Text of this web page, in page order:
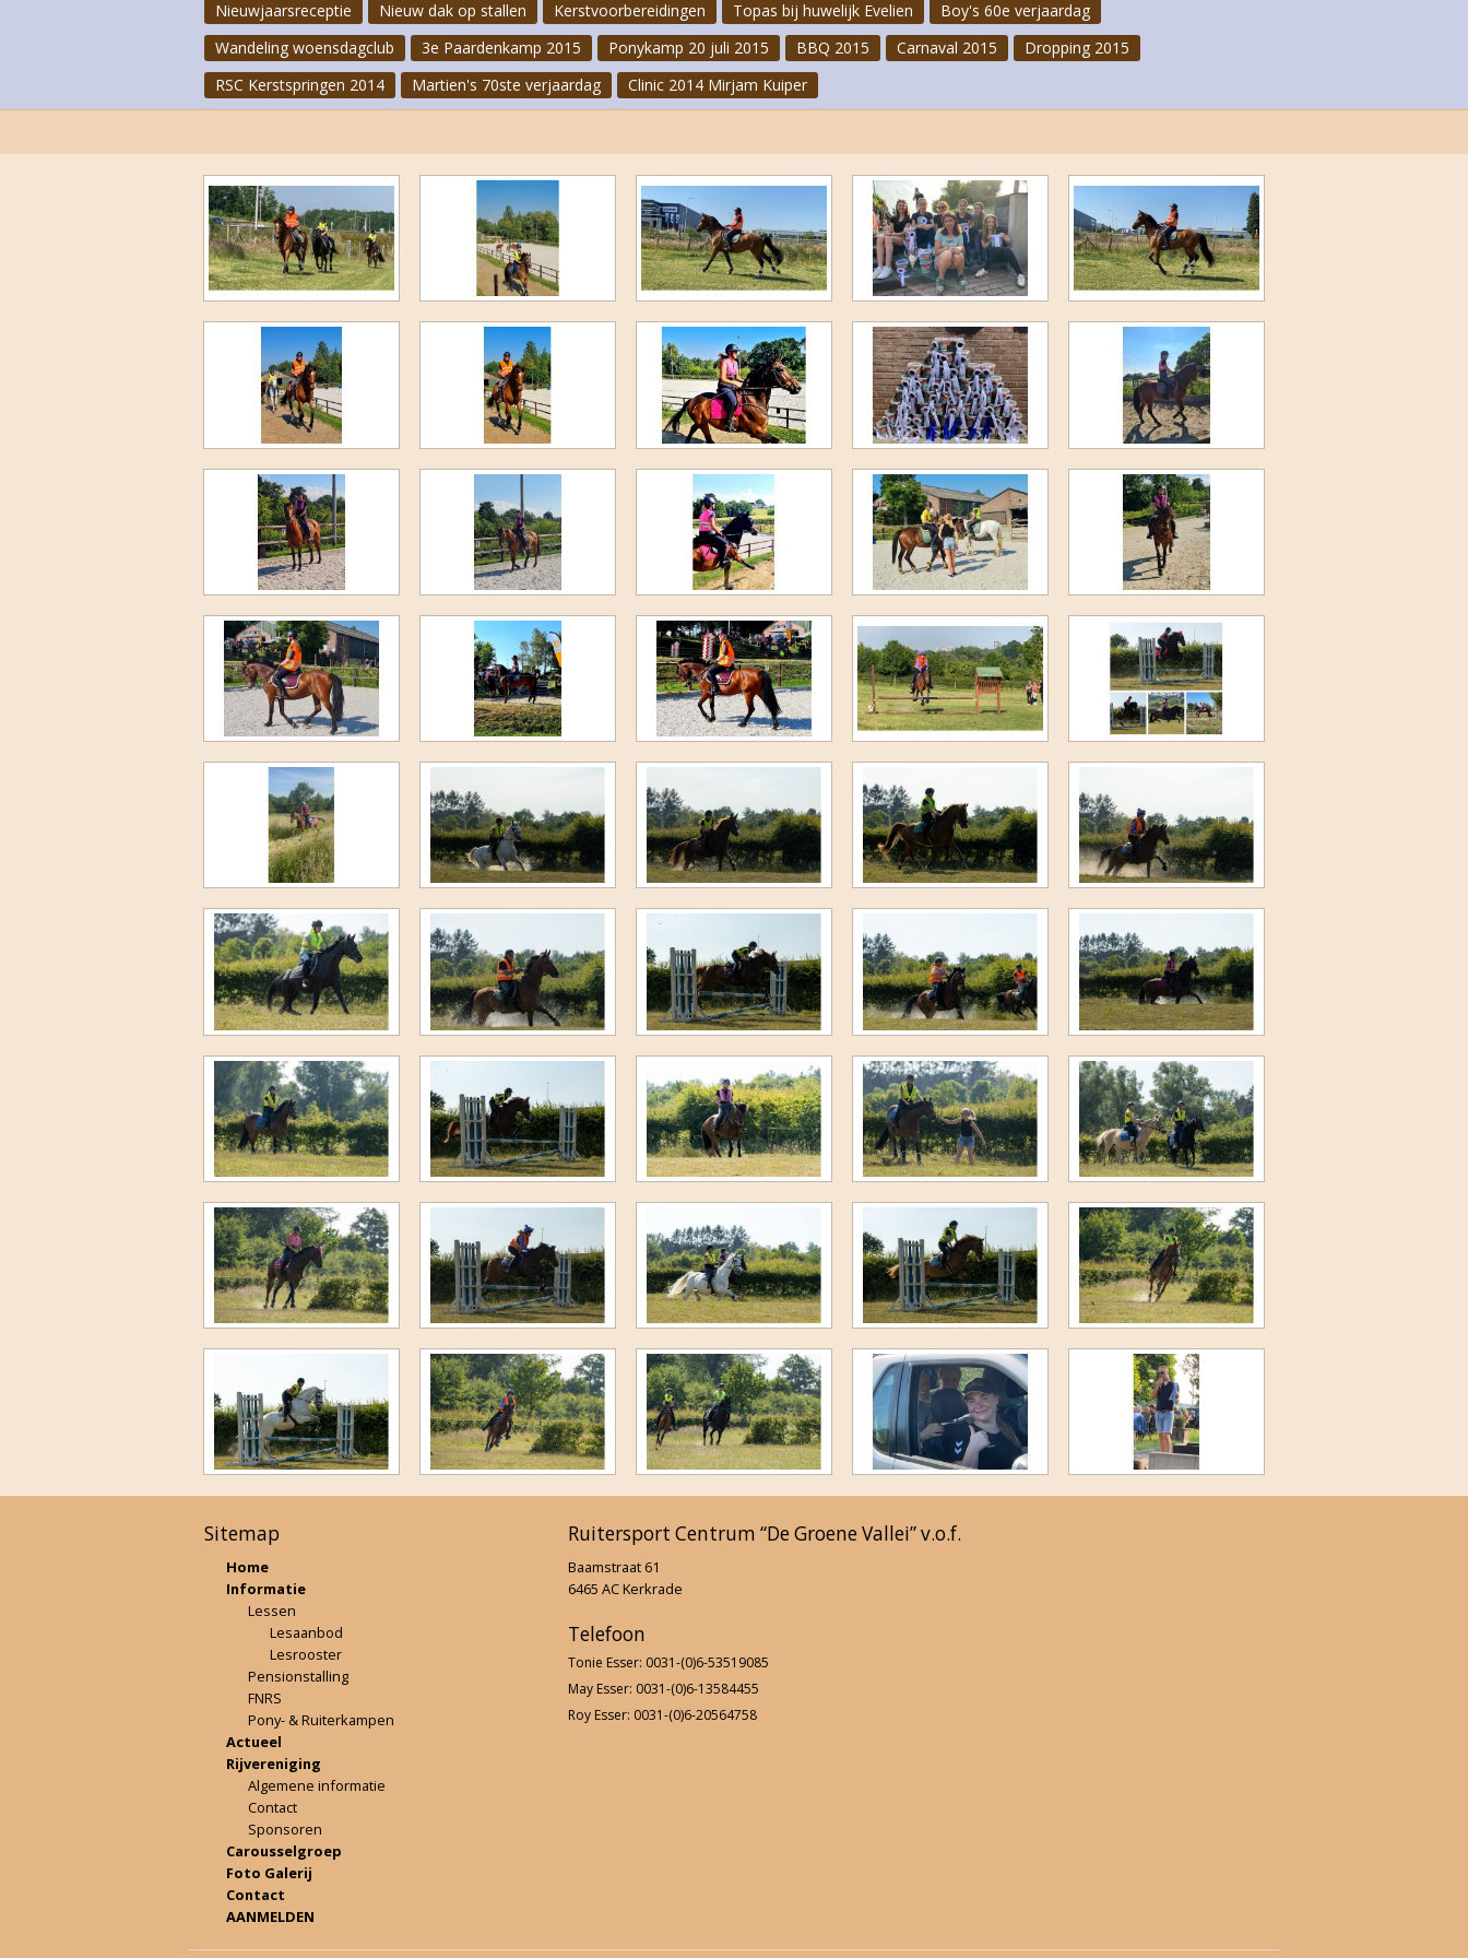
Clinic Jeannette Haazen
Cross II 2022
Laatste paardenkamp 2022
Ponykampen 2022
Bakopening 2022
Speurtocht 2022
1e Paardenkamp 2022
Cross juni 2022
Jump and Bike 2022
F-Proeven maart 2022
Novemberkamp 2021
Clubkampioenschap 2021
3e Paardenkamp 2021
5e Ponykamp 2021
4e Ponykamp 2021
3e Ponykamp 2021
Cross Juli 2021
Cross Juni 2021
F-proeven sept 2020
5e Ponykamp 2020
4e Ponykamp 2020
3e Ponykamp 2020
2e Ponykamp 2020
1e ponykamp 2020
1e Paardenkamp 2020
Dropping 2020
Jumping and More 2020
Eerste paardenkamp 2019
Nieuwjaarsreceptie
Nieuw dak op stallen Kerstvoorbereidingen Topas bij huwelijk Evelien
Boy's 60e verjaardag
Wandeling woensdagclub
3e Paardenkamp 2015 Ponykamp 20 juli 2015 BBQ 2015 Carnaval 2015
Dropping 2015
RSC Kerstspringen 2014
Martien's 70ste verjaardag Clinic 2014 Mirjam Kuiper
Sitemap
Home
Informatie
Lessen
Lesaanbod
Lesrooster
Pensionstalling
FNRS
Pony- & Ruiterkampen
Actueel
Rijvereniging
Algemene informatie
Contact
Sponsoren
Carousselgroep
Foto Galerij
Contact
AANMELDEN
Ruitersport Centrum “De Groene Vallei” v.o.f.
Baamstraat 61
6465 AC Kerkrade
Telefoon
Tonie Esser: 0031-(0)6-53519085
May Esser: 0031-(0)6-13584455
Roy Esser: 0031-(0)6-20564758